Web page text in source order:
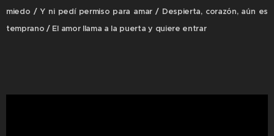
miedo / Y ni pedí permiso para amar / Despierta, corazón, aún es
temprano / El amor llama a la puerta y quiere entrar